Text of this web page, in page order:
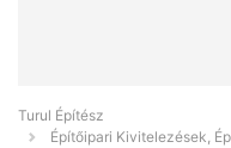
Turul Építész
Építőipari Kivitelezések,